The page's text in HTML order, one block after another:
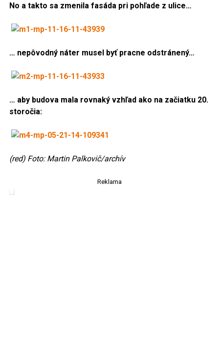
No a takto sa zmenila fasáda pri pohľade z ulice…
… nepôvodný náter musel byť pracne odstránený…
… aby budova mala rovnaký vzhľad ako na začiatku 20.
storočia:
(red) Foto: Martin Palkovič/archív
Reklama